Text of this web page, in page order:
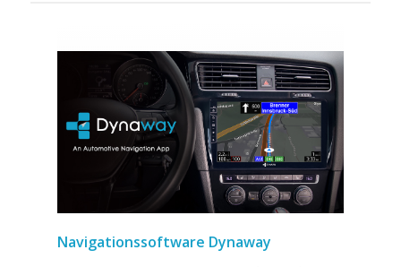
Navigationssoftware Dynaway